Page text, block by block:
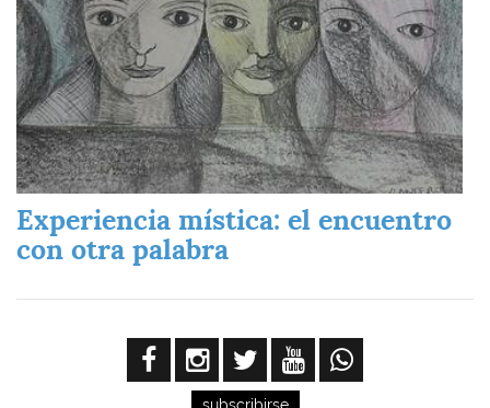
Experiencia mística: el encuentro
con otra palabra